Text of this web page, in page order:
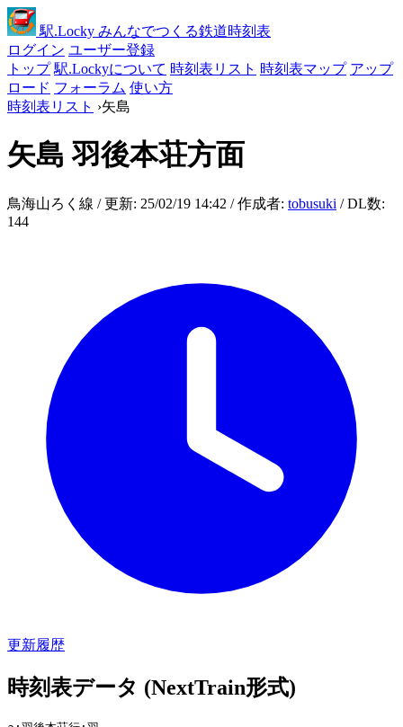
駅.Locky みんなでつくる鉄道時刻表
ログイン ユーザー登録
トップ 駅.Lockyについて 時刻表リスト 時刻表マップ アップ
ロード フォーラム 使い方
時刻表リスト ›矢島
矢島羽後本荘方面
鳥海山ろく線 / 更新: 25/02/19 14:42 / 作成者: tobusuki / DL数:
144
更新履歴
時刻表データ (NextTrain形式)